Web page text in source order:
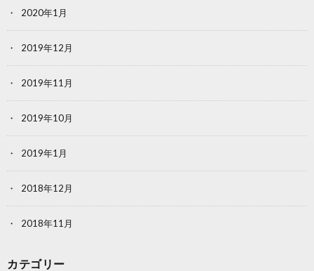
2020年1月
2019年12月
2019年11月
2019年10月
2019年1月
2018年12月
2018年11月
カテゴリー